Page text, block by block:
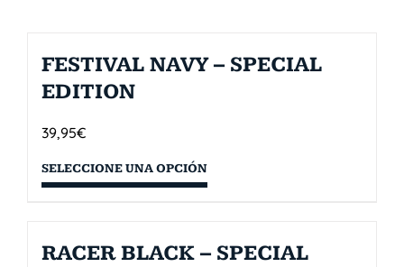
FESTIVAL NAVY – SPECIAL
EDITION
39,95€
SELECCIONE UNA OPCIÓN
RACER BLACK – SPECIAL